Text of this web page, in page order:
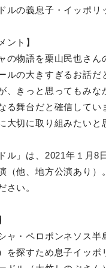
ルの義息子・イッポリ
ント】
の物語を栗山民也さ
ルの大きすぎるお話
、きっと思ってもみ
る舞台だと確信して
大切に取り組みたいと
ル」は、2021年１月8
（他、地方公演あり）
さい。
ャ・ペロポンネソス
を探すため息子イッ